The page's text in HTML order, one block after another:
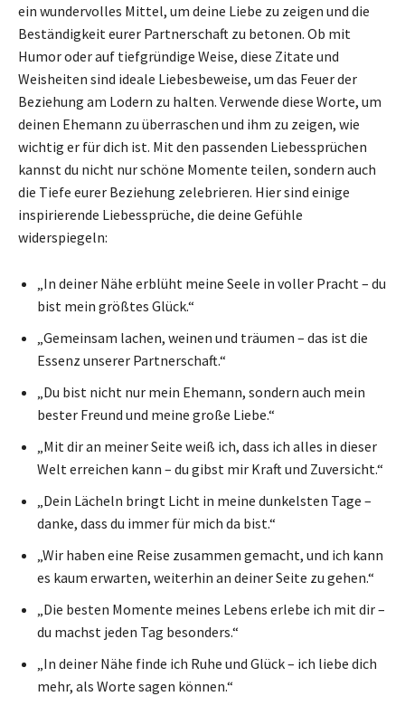
ein wundervolles Mittel, um deine Liebe zu zeigen und die
Beständigkeit eurer Partnerschaft zu betonen. Ob mit
Humor oder auf tiefgründige Weise, diese Zitate und
Weisheiten sind ideale Liebesbeweise, um das Feuer der
Beziehung am Lodern zu halten. Verwende diese Worte, um
deinen Ehemann zu überraschen und ihm zu zeigen, wie
wichtig er für dich ist. Mit den passenden Liebessprüchen
kannst du nicht nur schöne Momente teilen, sondern auch
die Tiefe eurer Beziehung zelebrieren. Hier sind einige
inspirierende Liebessprüche, die deine Gefühle
widerspiegeln:
„In deiner Nähe erblüht meine Seele in voller Pracht – du
bist mein größtes Glück.“
„Gemeinsam lachen, weinen und träumen – das ist die
Essenz unserer Partnerschaft.“
„Du bist nicht nur mein Ehemann, sondern auch mein
bester Freund und meine große Liebe.“
„Mit dir an meiner Seite weiß ich, dass ich alles in dieser
Welt erreichen kann – du gibst mir Kraft und Zuversicht.“
„Dein Lächeln bringt Licht in meine dunkelsten Tage –
danke, dass du immer für mich da bist.“
„Wir haben eine Reise zusammen gemacht, und ich kann
es kaum erwarten, weiterhin an deiner Seite zu gehen.“
„Die besten Momente meines Lebens erlebe ich mit dir –
du machst jeden Tag besonders.“
„In deiner Nähe finde ich Ruhe und Glück – ich liebe dich
mehr, als Worte sagen können.“